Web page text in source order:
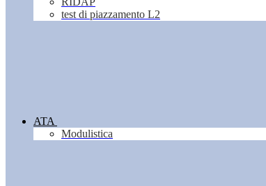
test di piazzamento L2
ATA
Modulistica